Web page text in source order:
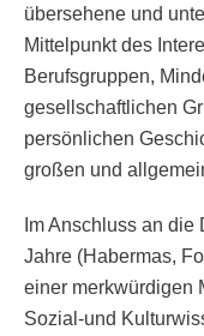
übersehene und
Mittelpunkt des
Berufsgruppen,
gesellschaftlichen
persönlichen
großen und
Im Anschluss an die
Jahre (Habermas,
einer merkwürdigen
Sozial-und